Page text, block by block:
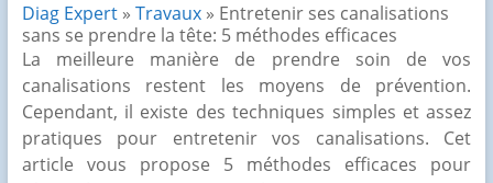
Diag Expert» Travaux» Entretenir ses canalisations
sans se prendre la tête: 5 méthodes efficaces
La meilleure manière de prendre soin de vos
canalisations restent les moyens de prévention.
Cependant, il existe des techniques simples et assez
pratiques pour entretenir vos canalisations. Cet
article vous propose 5 méthodes efficaces pour